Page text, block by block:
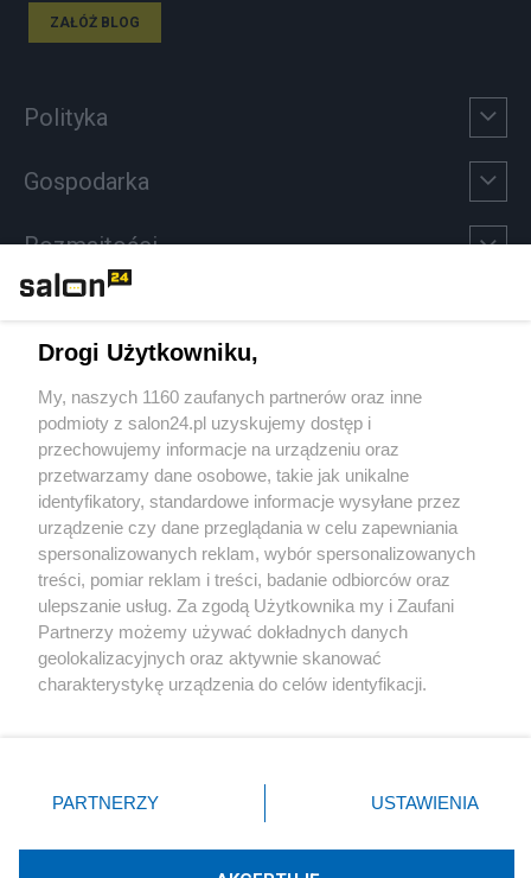
ZAŁÓŻ BLOG
Polityka
Gospodarka
Rozmaitości
Sport
Społeczeństwo
Kultura
X Facebook Instagram Youtube
Drogi Użytkowniku,
My, naszych 1160 zaufanych partnerów oraz inne
podmioty z salon24.pl uzyskujemy dostęp i
przechowujemy informacje na urządzeniu oraz
przetwarzamy dane osobowe, takie jak unikalne
identyfikatory, standardowe informacje wysyłane przez
urządzenie czy dane przeglądania w celu zapewniania
spersonalizowanych reklam, wybór spersonalizowanych
treści, pomiar reklam i treści, badanie odbiorców oraz
ulepszanie usług. Za zgodą Użytkownika my i Zaufani
Partnerzy możemy używać dokładnych danych
geolokalizacyjnych oraz aktywnie skanować
charakterystykę urządzenia do celów identyfikacji.
zmienić/wycofać klikając przycisk ustawień prywatności
znajdujący się w lewym dolnym rogu strony
rodzaje przetwarzania danych nie wymagają zgody
użytkownika, ale masz prawo sprzeciwić się takiemu
PARTNERZY USTAWIENIA